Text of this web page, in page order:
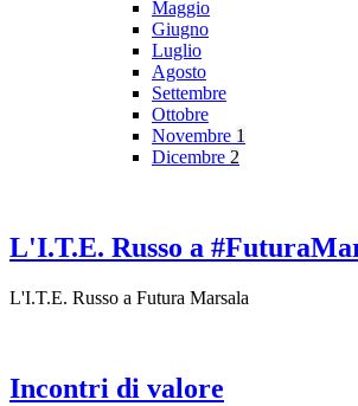
Maggio
Giugno
Luglio
Agosto
Settembre
Ottobre
Novembre 1
Dicembre 2
L'I.T.E. Russo a
L'I.T.E. Russo a Futura Marsala
Incontri di valore